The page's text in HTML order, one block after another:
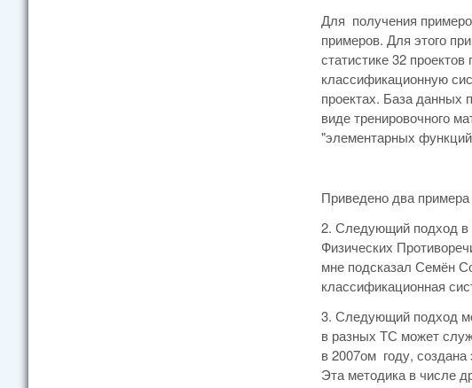
Для получения
примеров. Для этого
статистике 32
классификационную
проектах. База данных
виде тренировочного
"элементарных
Приведено два
2. Следующий подход
Физических
мне подсказал Семён
классификационная
3. Следующий подход
в разных ТС может
в 2007ом году,
Эта методика в числе